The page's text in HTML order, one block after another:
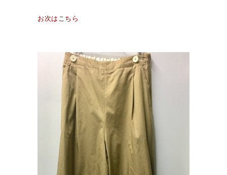
お次はこちら